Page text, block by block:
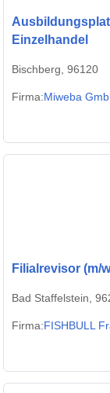
Einzelhandel
Bischberg, 96120
Firma:Miweba
Filialrevisor (m/
Bad Staffelstein,
Firma:FISHBULL